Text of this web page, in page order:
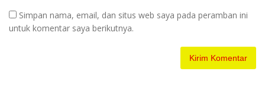
Simpan nama, email, dan situs web saya pada peramban ini
untuk komentar saya berikutnya.